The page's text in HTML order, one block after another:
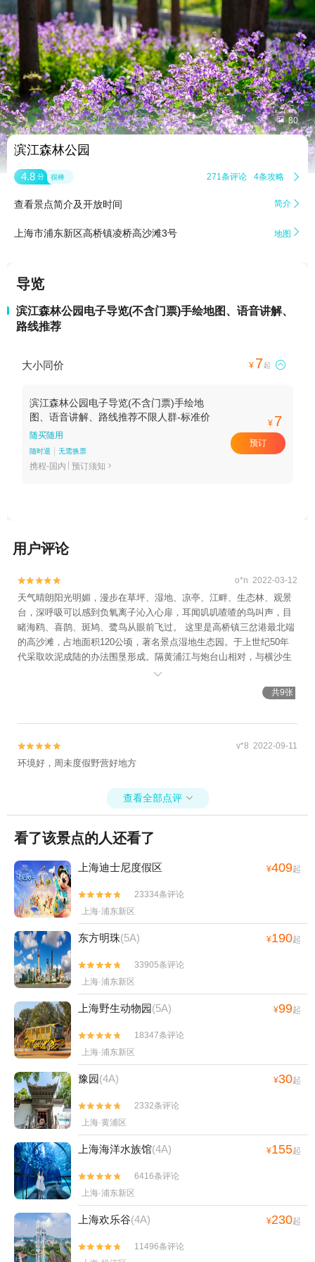
 80
滨江森林公园
4.8 分 很棒 271条评论 4条攻略 
查看景点简介及开放时间 简介 
上海市浦东新区高桥镇凌桥高沙滩3号 地图 
导览
滨江森林公园电子导览(不含门票)手绘地图、语音讲解、
路线推荐
大小同价 ¥ 7起 
滨江森林公园电子导览(不含门票)手绘地
图、语音讲解、路线推荐不限人群-标准价
随买随用
随时退 无需换票
携程-国内 预订须知 
¥ 7
预订
用户评论

 o*n 2022-03-12
天气晴朗阳光明媚，漫步在草坪、湿地、凉亭、江畔、生态林、观景
台，深呼吸可以感到负氧离子沁入心扉，耳闻叽叽喳喳的鸟叫声，目
睹海鸥、喜鹊、斑鸠、鹭鸟从眼前飞过。 这里是高桥镇三岔港最北端
的高沙滩，占地面积120公顷，著名景点湿地生态园。于上世纪50年
代采取吹泥成陆的办法围垦形成。隔黄浦江与炮台山相对，与横沙生
态岛隔长江相望，是上海森林覆盖率最高的郊野森林公园。 园区保留
了原生态的乡土植物和动植物的栖息地，适合游客享受休闲的乐趣。
设有湿地植物观赏园、生态林保护区、滨江岸线观景区、蔷薇园、木
民和游客提供自然风光、湿地景观、休闲娱乐、科普教育和园林空间
的自由开畅的城市郊野森林公园。

共9张

 v*8 2022-09-11
环境好，周未度假野营好地方
查看全部点评 
看了该景点的人还看了
上海迪士尼度假区 ¥409起


23334条评论
上海·浦东新区
东方明珠(5A) ¥190起


33905条评论
上海·浦东新区
上海野生动物园(5A) ¥99起


18347条评论
上海·浦东新区
豫园(4A) ¥30起


2332条评论
上海·黄浦区
上海海洋水族馆(4A) ¥155起


6416条评论
上海·浦东新区
上海欢乐谷(4A) ¥230起


11496条评论
